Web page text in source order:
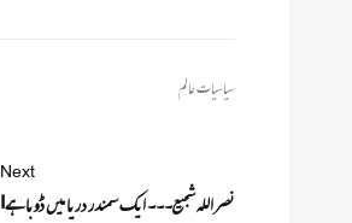
سیاسیات عالم
Next
نصراللہ شجیع۔۔۔ ایک سمندر دریا میں ڈوبا ہے!